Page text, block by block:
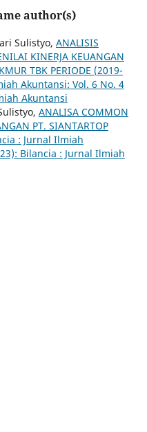
author(s)
Sulistyo, ANALISIS
KINERJA KEUANGAN
TBK PERIODE (2019-
Akuntansi: Vol. 6 No. 4
Akuntansi
ANALISA COMMON
PT. SIANTARTOP
: Jurnal Ilmiah
Bilancia : Jurnal Ilmiah